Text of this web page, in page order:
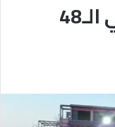
احتفالًا بالعيد القومي الـ48